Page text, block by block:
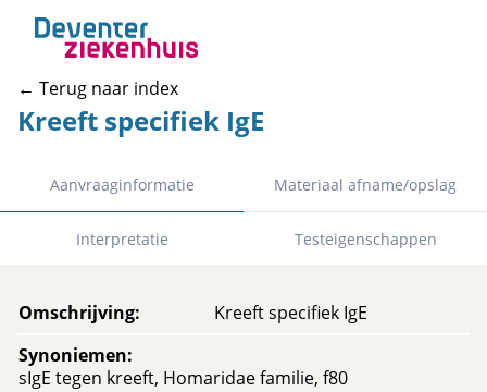
← Terug naar index
Kreeft specifiek IgE
Aanvraaginformatie Materiaal afname/opslag
Interpretatie Testeigenschappen
Omschrijving:
Kreeft specifiek IgE
Synoniemen:
sIgE tegen kreeft, Homaridae familie, f80